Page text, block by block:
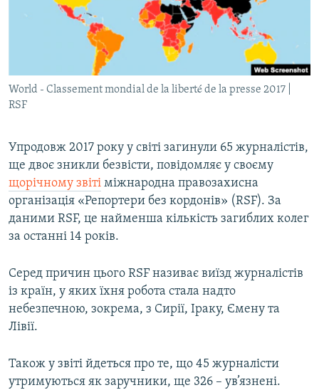
ВІДЕОУРОКИ «ELIFBE»
СВІДЧЕННЯ ОКУПАЦІЇ
УКРАЇНСЬКА ПРОБЛЕМА КРИМУ
ІНФОГРАФІКА
ДОЛУЧАЙСЯ!
Усі сайти RFE/RL
World - Classement mondial de la liberté de la presse 2017 |
RSF
Упродовж 2017 року у світі загинули 65 журналістів,
ще двоє зникли безвісти, повідомляє у своєму
щорічному звіті міжнародна правозахисна
організація «Репортери без кордонів» (RSF). За
даними RSF, це найменша кількість загиблих колег
за останні 14 років.
Серед причин цього RSF називає виїзд журналістів
із країн, у яких їхня робота стала надто
небезпечною, зокрема, з Сирії, Іраку, Ємену та
Лівії.
Також у звіті йдеться про те, що 45 журналісти
утримуються як заручники, ще 326 – ув’язнені.